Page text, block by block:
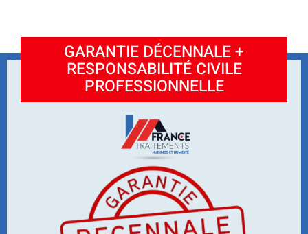
GARANTIE DÉCENNALE +
RESPONSABILITÉ CIVILE
PROFESSIONNELLE